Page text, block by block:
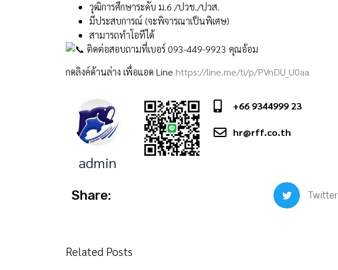
วุฒิการศึกษาระดับ ม.6 /ปวช./ปวส.
มีประสบการณ์ (จะพิจารณาเป็นพิเศษ)
สามารถทำโอทีได้
ติดต่อสอบถามที่เบอร์ 093-449-9923 คุณอ้อม
กดลิงค์ด้านล่าง เพื่อแอด Line https://line.me/ti/p/PVnDU_U0aa
admin
+66 9344999 23
hr@rff.co.th
Share: Twitter
Related Posts